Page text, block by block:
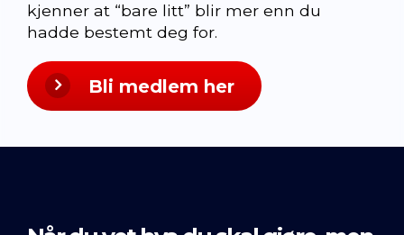
kjenner at “bare litt” blir mer enn du
hadde bestemt deg for.
Bli medlem her